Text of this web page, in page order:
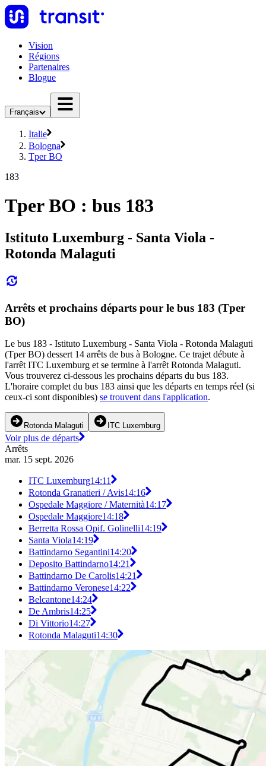
Vision
Régions
Partenaires
Blogue
Français
Italie
Bologna
Tper BO
183
Tper BO : bus 183
Istituto Luxemburg - Santa Viola -
Rotonda Malaguti
Arrêts et prochains départs pour le bus 183 (Tper
BO)
Le bus 183 - Istituto Luxemburg - Santa Viola - Rotonda Malaguti
(Tper BO) dessert 14 arrêts de bus à Bologne. Ce trajet débute à
l'arrêt ITC Luxemburg et se termine à l'arrêt Rotonda Malaguti.
Vous trouverez ci-dessous les prochains départs du bus 183.
L'horaire complet du bus 183 ainsi que les départs en temps réel (si
ceux-ci sont disponibles) se trouvent dans l'application.
Rotonda Malaguti ITC Luxemburg
Voir plus de départs
Arrêts
mar. 15 sept. 2026
ITC Luxemburg14:11
Rotonda Granatieri / Avis14:16
Ospedale Maggiore / Maternità14:17
Ospedale Maggiore14:18
Berretta Rossa Opif. Golinelli14:19
Santa Viola14:19
Battindarno Segantini14:20
Deposito Battindarno14:21
Battindarno De Carolis14:21
Battindarno Veronese14:22
Belcantone14:24
De Ambris14:25
Di Vittorio14:27
Rotonda Malaguti14:30